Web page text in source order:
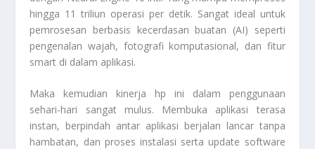
hingga 11 triliun operasi per detik. Sangat ideal untuk
pemrosesan berbasis kecerdasan buatan (AI) seperti
pengenalan wajah, fotografi komputasional, dan fitur
smart di dalam aplikasi.
Maka kemudian kinerja hp ini dalam penggunaan
sehari-hari sangat mulus. Membuka aplikasi terasa
instan, berpindah antar aplikasi berjalan lancar tanpa
hambatan, dan proses instalasi serta update software